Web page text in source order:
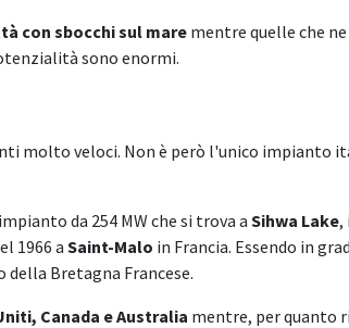
con sbocchi sul mare mentre quelle che
sono enormi.
molto veloci. Non è però l'unico impianto
da 254 MW che si trova a Sihwa Lake,
1966 a Saint-Malo in Francia. Essendo in
Bretagna Francese.
Canada e Australia mentre, per quanto